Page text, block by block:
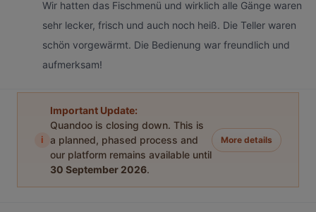
Wir hatten das Fischmenü und wirklich alle Gänge waren
sehr lecker, frisch und auch noch heiß. Die Teller waren
schön vorgewärmt. Die Bedienung war freundlich und
aufmerksam!
i
Important Update:
Quandoo is closing down. This is
a planned, phased process and
our platform remains available until
30 September 2026.
More details